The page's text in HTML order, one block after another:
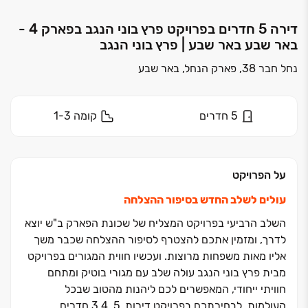
דירה 5 חדרים בפרויקט פרץ בוני הנגב בפארק 4 -
באר שבע באר שבע | פרץ בוני הנגב
נחל חבר 38, פארק הנחל, באר שבע
5 חדרים קומה 1-3
על הפרויקט
עולים לשלב החדש בסיפור ההצלחה
השלב הרביעי בפרויקט המצליח של שכונת הפארק ב"ש יוצא
לדרך, ומזמין אתכם להצטרף לסיפור ההצלחה שכבר משך
אליו מאות משפחות מרוצות. ועכשיו חווית המגורים בפרויקט
מבית פרץ בוני הנגב עולה שלב עם מגורי בוטיק ומתחם
חוויתי ייחודי, המאפשרים לכם ליהנות מהטוב שבכל